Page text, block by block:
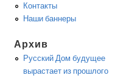
Контакты
Наши баннеры
Архив
Русский Дом будущее
вырастает из прошлого